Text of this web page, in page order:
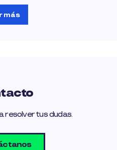
más
resolver tus dudas.